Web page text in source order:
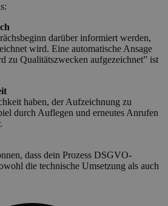
darüber informiert werden,
wird. Eine automatische Ansage
zu Qualitätszwecken aufgezeichnet” ist
haben, der Aufzeichnung zu
durch Auflegen und erneutes Anrufen
dass dein Prozess DSGVO-
die technische Umsetzung als auch